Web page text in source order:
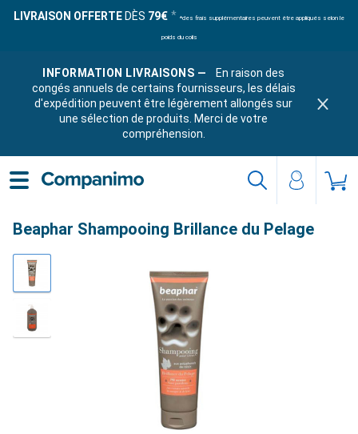
LIVRAISON OFFERTE DÈS 79€ *des frais supplémentaires peuvent être appliqués selon le
poids du colis
INFORMATION LIVRAISONS —
En raison des
congés annuels de certains fournisseurs, les délais
d'expédition peuvent être légèrement allongés sur
une sélection de produits. Merci de votre
compréhension.
Beaphar Shampooing Brillance du Pelage